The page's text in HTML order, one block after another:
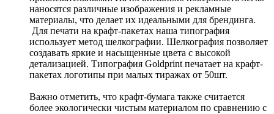
наносятся различные изображения и рекламные
материалы, что делает их идеальными для брендинга.
Для печати на крафт-пакетах наша типография
использует метод шелкографии. Шелкография позволяет
создавать яркие и насыщенные цвета с высокой
детализацией. Типография Goldprint печатает на крафт-
пакетах логотипы при малых тиражах от 50шт.
Важно отметить, что крафт-бумага также считается
более экологически чистым материалом по сравнению с